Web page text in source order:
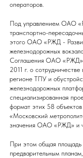
операторов.
Под управлением ОАО
транспортно-
этого ОАО «РЖД -
железнодорожных
Соглашения ОАО «РЖД»
2011 г. о
регионе ТПУ и
железнодорожных
специализированная
формат этих 58
«Московский
значения ОАО «РЖД» и
При этом общая
предварительным